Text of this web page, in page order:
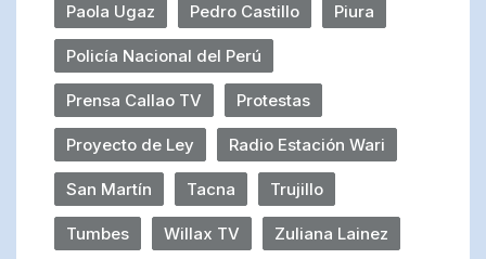
Paola Ugaz Pedro Castillo Piura
Policía Nacional del Perú
Prensa Callao TV Protestas
Proyecto de Ley Radio Estación Wari
San Martín Tacna Trujillo
Tumbes Willax TV Zuliana Lainez